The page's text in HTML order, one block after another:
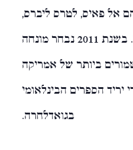
אל פאיס, לטרס ליברס,
רפורמה וגאטופרדו. בשנת 2011 נבחר מונחה
השמורים ביותר של אמריקה
יריד הספרים הבינלאומי
בגואדלחרה.